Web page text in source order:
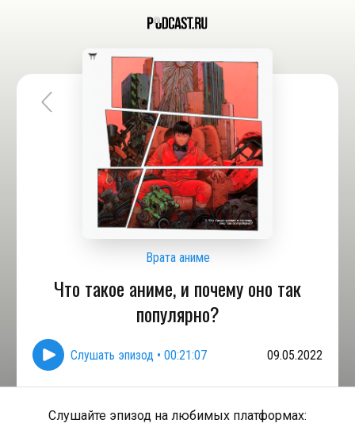
Врата аниме
Что такое аниме, и почему оно так
популярно?
Слушать эпизод • 00:21:07 09.05.2022
Слушайте эпизод на любимых платформах: